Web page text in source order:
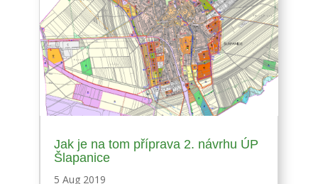
Jak je na tom příprava 2. návrhu ÚP
Šlapanice
5 Aug 2019